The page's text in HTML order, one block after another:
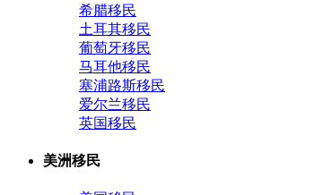
希腊移民
土耳其移民
葡萄牙移民
马耳他移民
塞浦路斯移民
爱尔兰移民
英国移民
美洲移民